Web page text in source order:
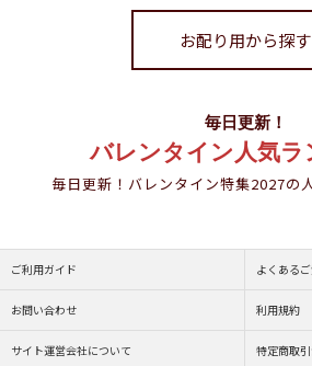
お配り用から探す
毎日更新！
バレンタイン人気ラ
毎日更新！バレンタイン特集2027の
ご利用ガイド よくある
お問い合わせ 利用規約
サイト運営会社について 特定商取